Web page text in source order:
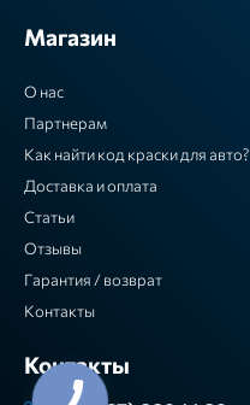
Магазин
О нас
Партнерам
Как найти код краски для авто?
Доставка и оплата
Статьи
Отзывы
Гарантия / возврат
Контакты
Контакты